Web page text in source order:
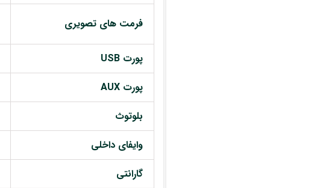
فرمت های تصویری
پورت USB
پورت AUX
بلوتوث
وایفای داخلی
گارانتی